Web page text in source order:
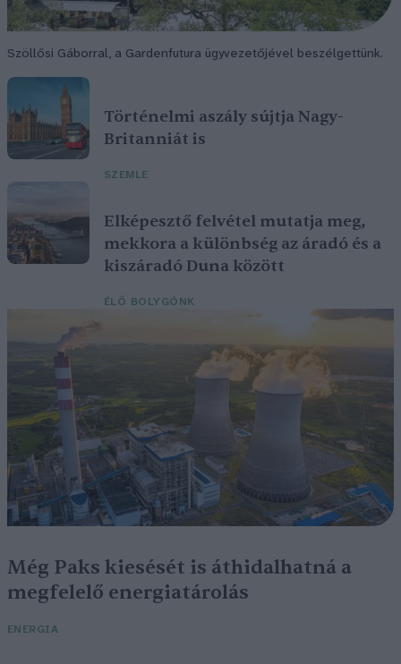
Szöllősi Gáborral, a Gardenfutura ügyvezetőjével beszélgettünk.
Történelmi aszály sújtja Nagy-
Britanniát is
SZEMLE
Elképesztő felvétel mutatja meg,
mekkora a különbség az áradó és a
kiszáradó Duna között
ÉLŐ BOLYGÓNK
Még Paks kiesését is áthidalhatná a
megfelelő energiatárolás
ENERGIA